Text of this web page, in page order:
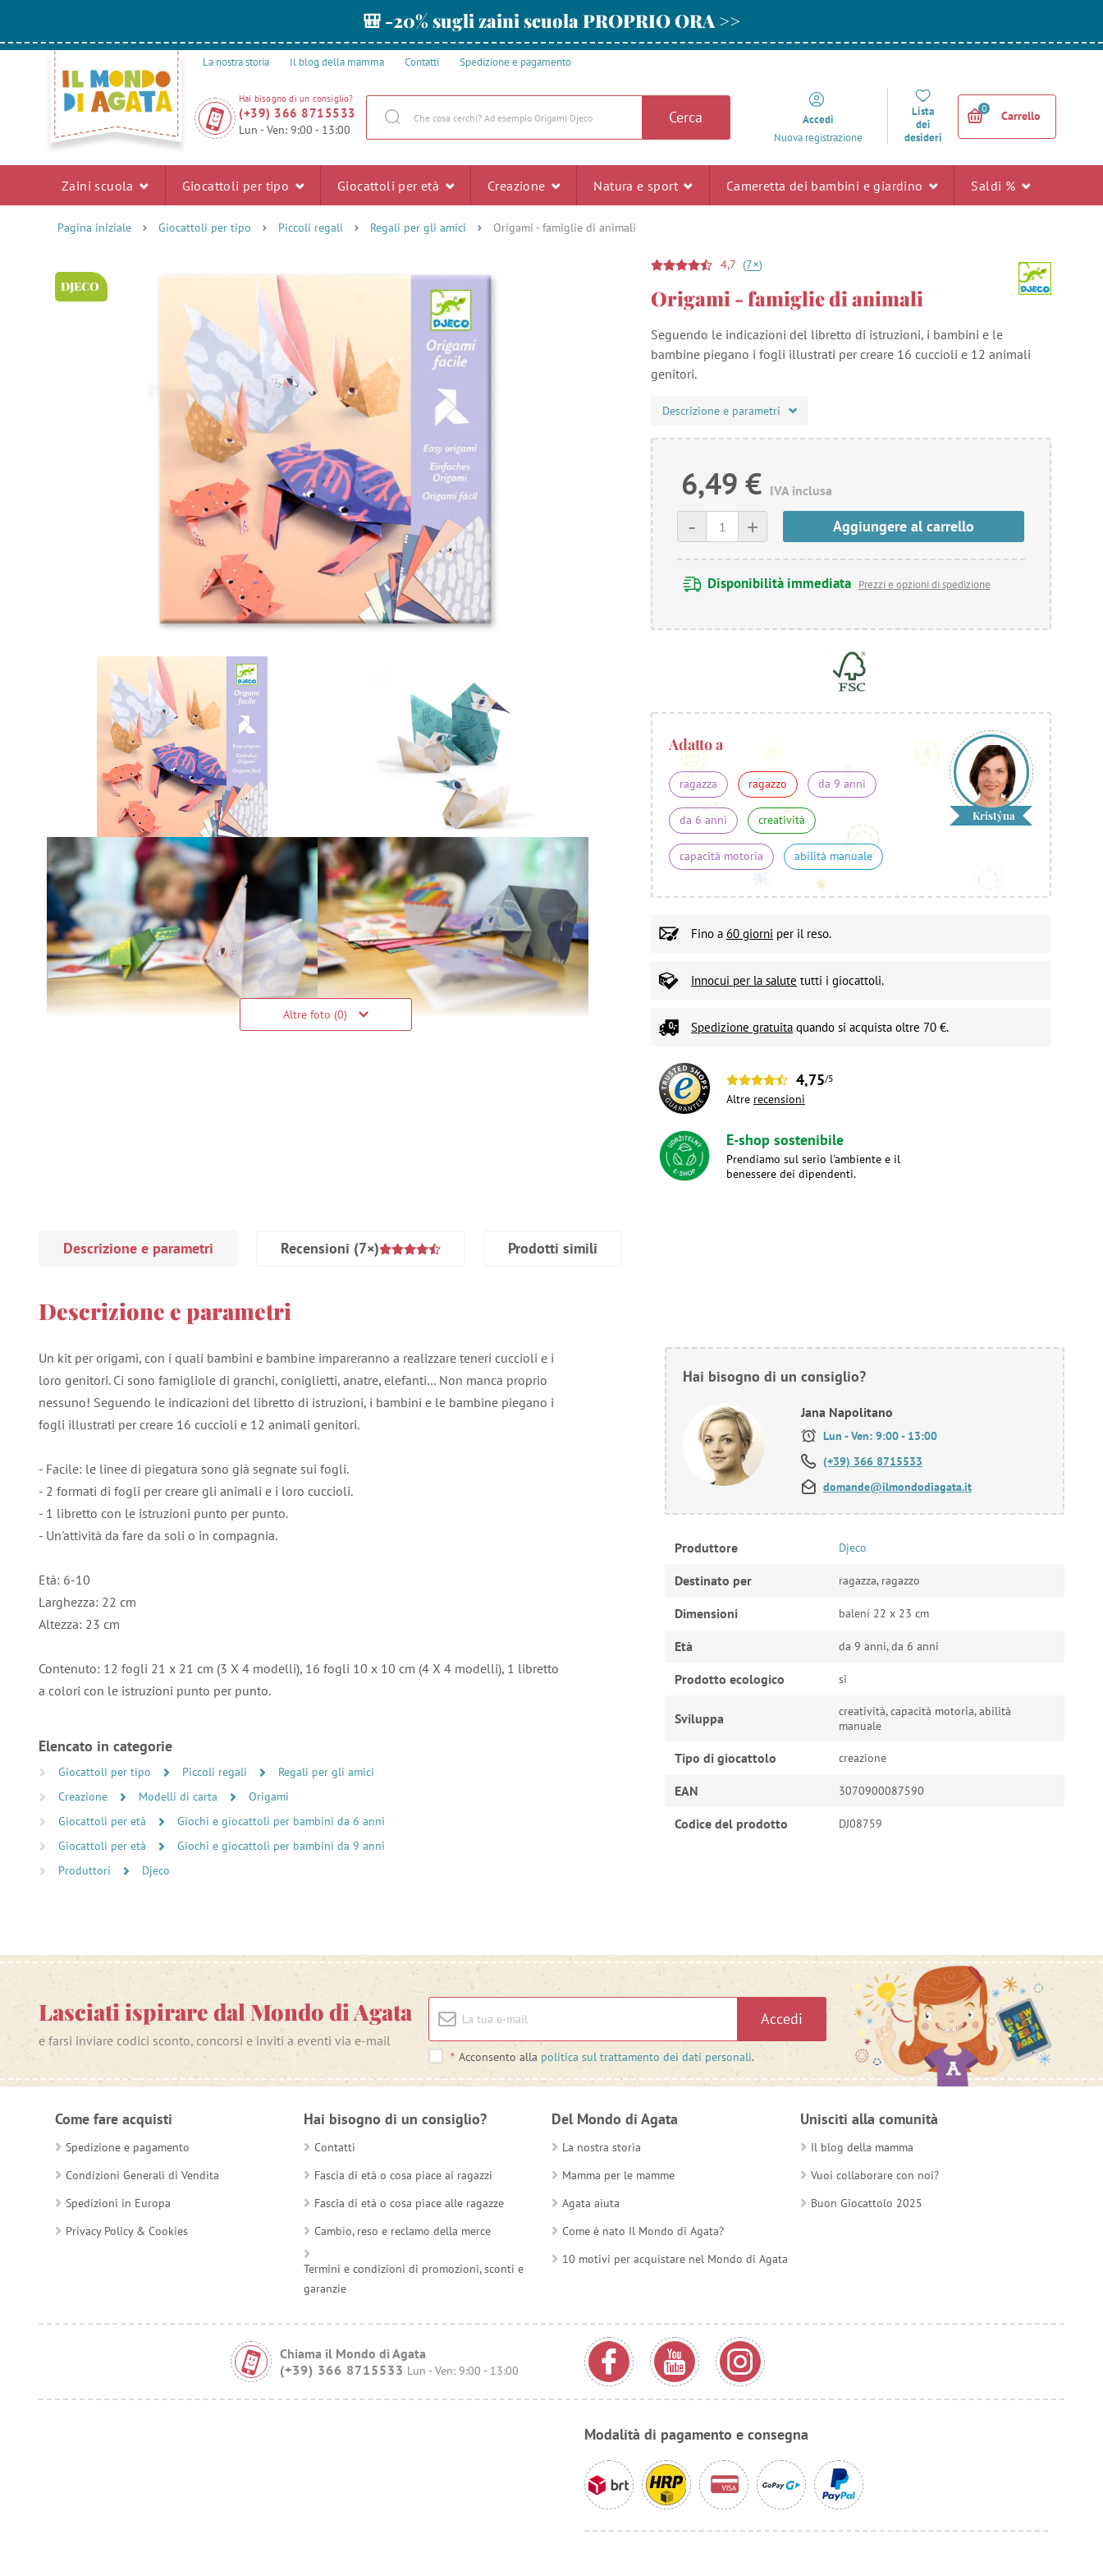
🎒 -20% sugli zaini scuola PROPRIO ORA >>
La nostra storia Il blog della mamma Contatti Spedizione e pagamento
Hai bisogno di un consiglio?
(+39) 366 8715533
Lun - Ven: 9:00 - 13:00
Cerca
Accedi
Nuova registrazione
Lista
dei
desideri
0
Carrello
Zaini scuola Giocattoli per tipo Giocattoli per età Creazione Natura e sport Cameretta dei bambini e giardino Saldi %
Pagina iniziale Giocattoli per tipo Piccoli regali Regali per gli amici Origami - famiglie di animali
DJECO
Altre foto (0)
4,7 (7+)
Origami - famiglie di animali
Seguendo le indicazioni del libretto di istruzioni, i bambini e le
bambine piegano i fogli illustrati per creare 16 cuccioli e 12 animali
genitori.
Descrizione e parametri
6,49 € IVA inclusa
+
- Aggiungere al carrello
Disponibilità immediata Prezzi e opzioni di spedizione
Adatto a
ragazza ragazzo da 9 anni
da 6 anni creatività
capacità motoria abilità manuale
Kristýna
Fino a 60 giorni per il reso.
Innocui per la salute tutti i giocattoli.
Spedizione gratuita quando si acquista oltre 70 €.
4,75/5
Altre recensioni
E-shop sostenibile
Prendiamo sul serio l'ambiente e il
benessere dei dipendenti.
Descrizione e parametri Recensioni (7×) Prodotti simili
Descrizione e parametri
Un kit per origami, con i quali bambini e bambine impareranno a realizzare teneri cuccioli e i
loro genitori. Ci sono famigliole di granchi, coniglietti, anatre, elefanti… Non manca proprio
nessuno! Seguendo le indicazioni del libretto di istruzioni, i bambini e le bambine piegano i
fogli illustrati per creare 16 cuccioli e 12 animali genitori.
- Facile: le linee di piegatura sono già segnate sui fogli.
- 2 formati di fogli per creare gli animali e i loro cuccioli.
- 1 libretto con le istruzioni punto per punto.
- Un'attività da fare da soli o in compagnia.
Età: 6-10
Larghezza: 22 cm
Altezza: 23 cm
Contenuto: 12 fogli 21 x 21 cm (3 X 4 modelli), 16 fogli 10 x 10 cm (4 X 4 modelli), 1 libretto
a colori con le istruzioni punto per punto.
Elencato in categorie
Giocattoli per tipo Piccoli regali
Regali per gli amici
Creazione
Modelli di carta
Origami
Giocattoli per età
Giochi e giocattoli per bambini da 6 anni
Giocattoli per età
Giochi e giocattoli per bambini da 9 anni
Produttori
Djeco
Hai bisogno di un consiglio?
Jana Napolitano
Lun - Ven: 9:00 - 13:00
(+39) 366 8715533
domande@ilmondodiagata.it
Produttore Djeco
Destinato per ragazza, ragazzo
Dimensioni balení 22 x 23 cm
Età da 9 anni, da 6 anni
Prodotto ecologico si
Sviluppa
creatività, capacità motoria, abilità
manuale
Tipo di giocattolo creazione
EAN 3070900087590
Codice del prodotto DJ08759
Lasciati ispirare dal Mondo di Agata
e farsi inviare codici sconto, concorsi e inviti a eventi via e-mail
Accedi
* Acconsento alla politica sul trattamento dei dati personali.
Come fare acquisti
Spedizione e pagamento
Condizioni Generali di Vendita
Spedizioni in Europa
Privacy Policy & Cookies
Hai bisogno di un consiglio?
Contatti
Fascia di età o cosa piace ai ragazzi
Fascia di età o cosa piace alle ragazze
Cambio, reso e reclamo della merce
Termini e condizioni di promozioni, sconti e
garanzie
Del Mondo di Agata
La nostra storia
Mamma per le mamme
Agata aiuta
Come è nato Il Mondo di Agata?
10 motivi per acquistare nel Mondo di Agata
Unisciti alla comunità
Il blog della mamma
Vuoi collaborare con noi?
Buon Giocattolo 2025
Chiama il Mondo di Agata
(+39) 366 8715533 Lun - Ven: 9:00 - 13:00
Modalità di pagamento e consegna